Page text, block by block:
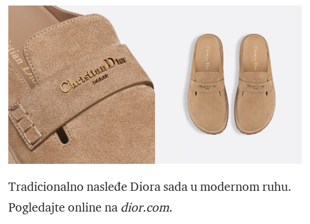
Tradicionalno nasleđe Diora sada u modernom ruhu.
Pogledajte online na dior.com.